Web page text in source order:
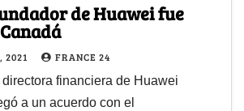
de Huawei fue
2021 FRANCE 24
directora financiera de Huawei
a un acuerdo con el